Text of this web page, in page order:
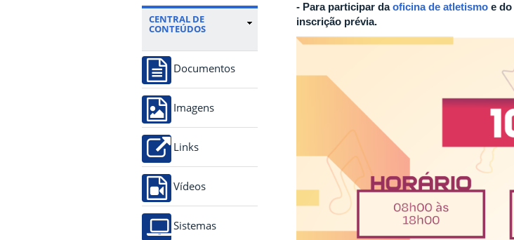
CENTRAL DE
CONTEÚDOS
Documentos
Imagens
Links
Vídeos
Sistemas
- Para participar daoficina de atletismo e do
inscrição prévia.